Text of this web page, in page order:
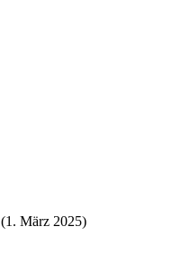
(1. März 2025)